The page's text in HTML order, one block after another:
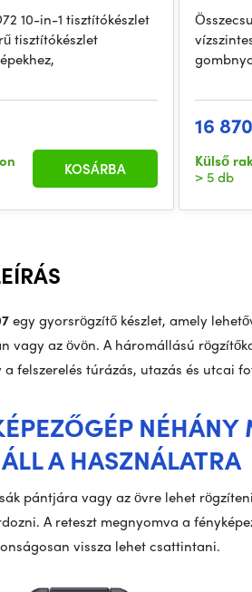
10-in-1 tisztítókészlet
tisztítókészlet
KOSÁRBA
16
Külső
> 5 db
egy gyorsrögzítő készlet, amely
vagy az övön. A háromállású
felszerelés túrázás, utazás és utcai
A HASZNÁLATRA
pántjára vagy az övre lehet
A reteszt megnyomva a
vissza lehet csattintani.